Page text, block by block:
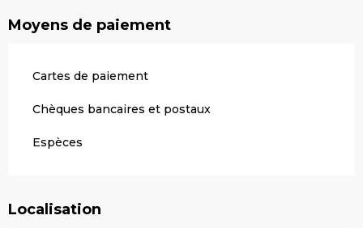
Moyens de paiement
Cartes de paiement
Chèques bancaires et postaux
Espèces
Localisation